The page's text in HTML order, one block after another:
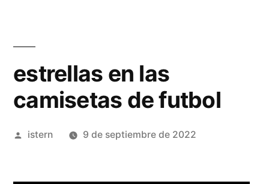
estrellas en las
camisetas de futbol
Publicado
istern 9 de septiembre de 2022